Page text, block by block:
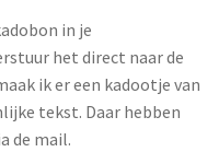
in je
het direct naar de
ik er een kadootje van
tekst. Daar hebben
de mail.